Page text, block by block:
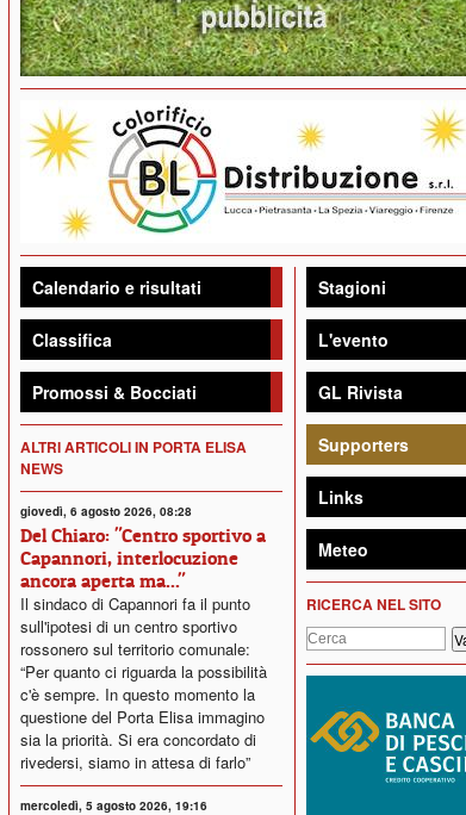
Calendario e risultati
Classifica
Promossi & Bocciati
ALTRI ARTICOLI IN PORTA ELISA
NEWS
giovedì, 6 agosto 2026, 08:28
Del Chiaro: "Centro sportivo a
Capannori, interlocuzione
ancora aperta ma..."
Il sindaco di Capannori fa il punto
sull'ipotesi di un centro sportivo
rossonero sul territorio comunale:
“Per quanto ci riguarda la possibilità
c'è sempre. In questo momento la
questione del Porta Elisa immagino
sia la priorità. Si era concordato di
rivedersi, siamo in attesa di farlo”
mercoledì, 5 agosto 2026, 19:16
Stagioni
L'evento
GL Rivista
Supporters
Links
Meteo
RICERCA NEL SITO